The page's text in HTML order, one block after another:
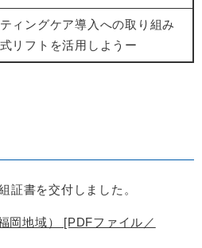
ィングケア導入への取り組み
リフトを活用しようー
証書を交付しました。
岡地域） [PDFファイル／